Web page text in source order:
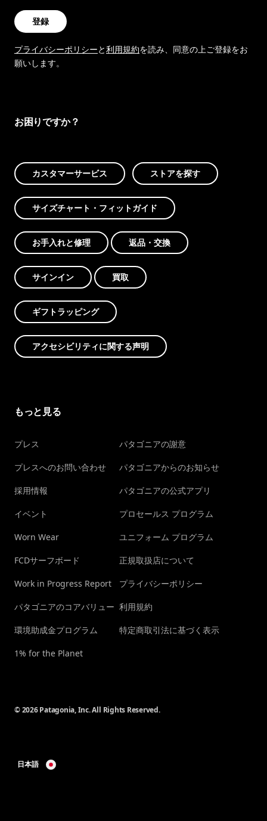
登録
プライバシーポリシーと利用規約を読み、同意の上ご登録をお
願いします。
お困りですか？
カスタマーサービス ストアを探す
サイズチャート・フィットガイド
お手入れと修理 返品・交換
サインイン 買取
ギフトラッピング
アクセシビリティに関する声明
もっと見る
プレス
プレスへのお問い合わせ
採用情報
イベント
Worn Wear
FCDサーフボード
Work in Progress Report
パタゴニアのコアバリュー
環境助成金プログラム
1% for the Planet
パタゴニアの謝意
パタゴニアからのお知らせ
パタゴニアの公式アプリ
プロセールス プログラム
ユニフォーム プログラム
正規取扱店について
プライバシーポリシー
利用規約
特定商取引法に基づく表示
© 2026 Patagonia, Inc. All Rights Reserved.
日本語